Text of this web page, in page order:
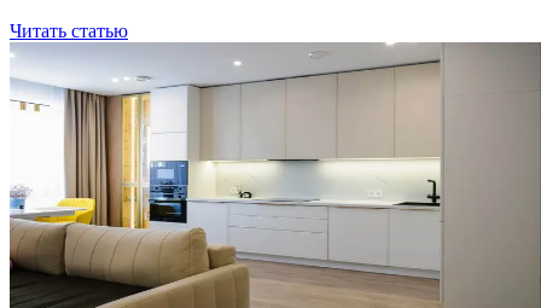
Читать статью